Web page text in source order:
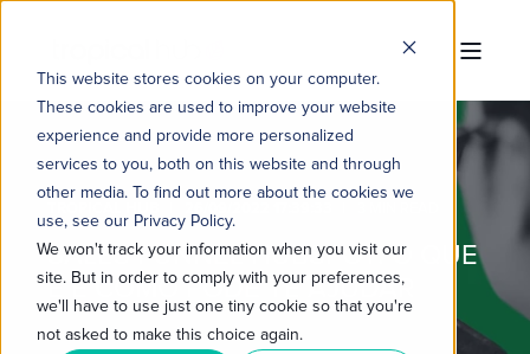
This website stores cookies on your computer.
These cookies are used to improve your website
experience and provide more personalized
services to you, both on this website and through
other media. To find out more about the cookies we
use, see our Privacy Policy.
We won't track your information when you visit our
site. But in order to comply with your preferences,
we'll have to use just one tiny cookie so that you're
not asked to make this choice again.
SALES FUNNEL HUBSPOT: O QUE
É E COMO PODE TE AJUDAR